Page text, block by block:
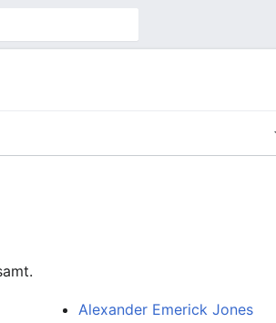
Alexander Emerick Jones